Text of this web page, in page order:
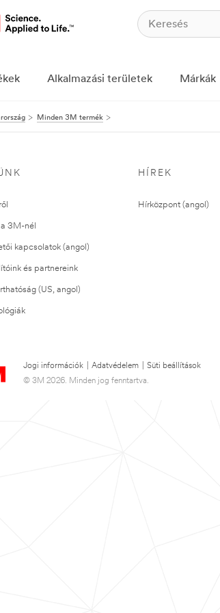
Alkalmazási területek Márkák
Minden 3M termék
a 3M-nél
kapcsolatok (angol)
és partnereink
(US, angol)
HÍREK
Hírközpont (angol)
Jogi információk Adatvédelem
Süti beállítások
© 3M 2026. Minden jog fenntartva.